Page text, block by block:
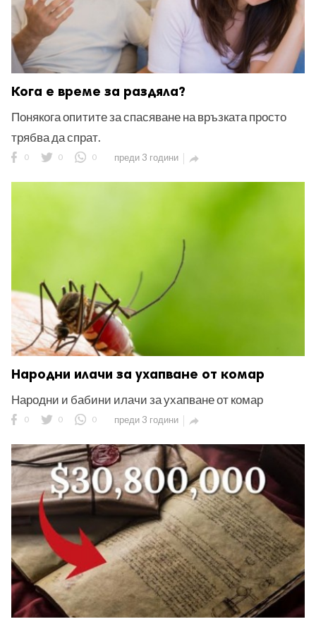
Кога е време за раздяла?
Понякога опитите за спасяване на връзката просто
трябва да спрат.
0 0 0 преди 3 години 
Народни илачи за ухапване от комар
Народни и бабини илачи за ухапване от комар
0 0 0 преди 3 години 